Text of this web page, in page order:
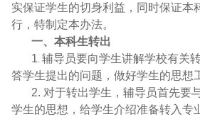
实保证学生的切身利益，同时保证本
行，特制定本办法。
一、本科生转出
1 辅导员要向学生讲解学校有关
答学生提出的问题，做好学生的思想
2. 对于转出学生，辅导员首先要
学生的思想，给学生介绍准备转入专